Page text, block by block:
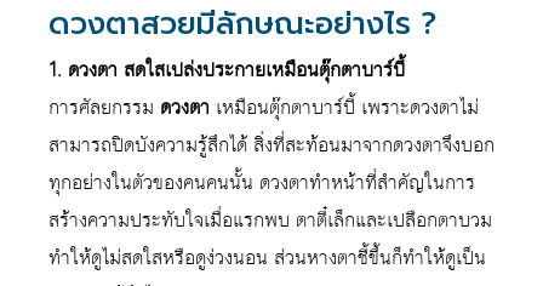
ดวงตาสวยมีลักษณะอย่างไร ?
1. ดวงตา สดใสเปล่งประกายเหมือนตุ๊กตาบาร์บี้
การศัลยกรรม ดวงตา เหมือนตุ๊กตาบาร์บี้ เพราะดวงตาไม่
สามารถปิดบังความรู้สึกได้ สิ่งที่สะท้อนมาจากดวงตาจึงบอก
ทุกอย่างในตัวของคนคนนั้น ดวงตาทำหน้าที่สำคัญในการ
สร้างความประทับใจเมื่อแรกพบ ตาตี๋เล็กและเปลือกตาบวม
ทำให้ดูไม่สดใสหรือดูง่วงนอน ส่วนหางตาชี้ขึ้นก็ทำให้ดูเป็น